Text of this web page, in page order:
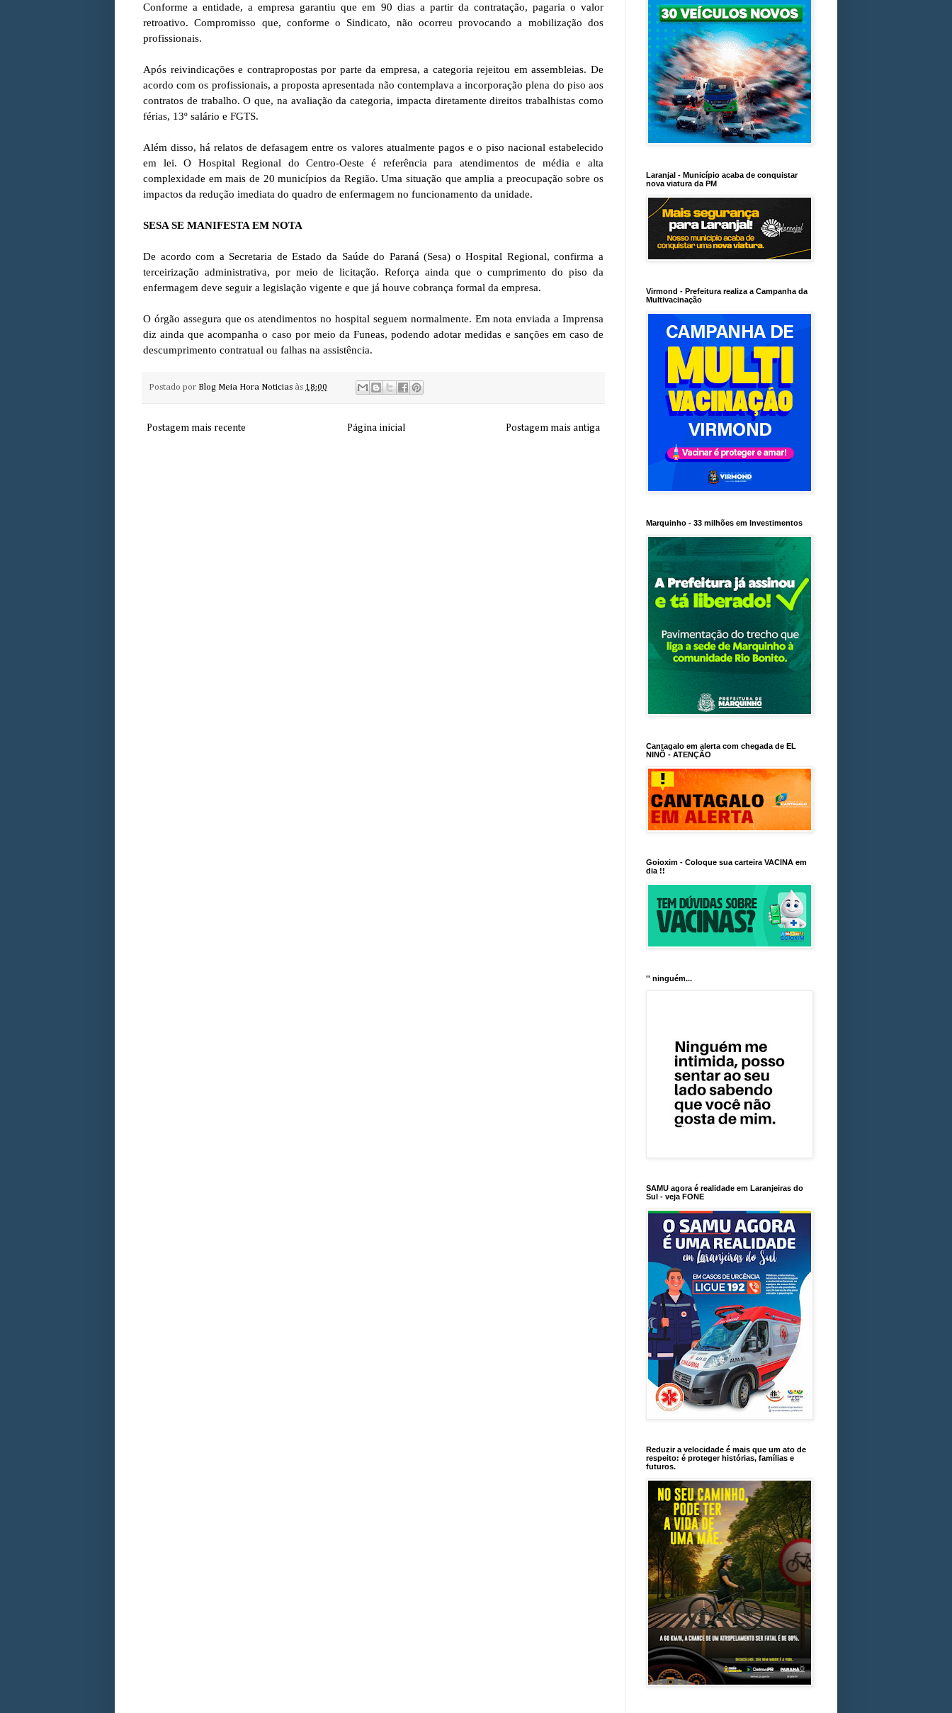
Conforme a entidade, a empresa garantiu que em 90 dias a partir da contratação, pagaria o valor
retroativo. Compromisso que, conforme o Sindicato, não ocorreu provocando a mobilização dos
profissionais.
Após reivindicações e contrapropostas por parte da empresa, a categoria rejeitou em assembleias. De
acordo com os profissionais, a proposta apresentada não contemplava a incorporação plena do piso aos
contratos de trabalho. O que, na avaliação da categoria, impacta diretamente direitos trabalhistas como
férias, 13º salário e FGTS.
Além disso, há relatos de defasagem entre os valores atualmente pagos e o piso nacional estabelecido
em lei. O Hospital Regional do Centro-Oeste é referência para atendimentos de média e alta
complexidade em mais de 20 municípios da Região. Uma situação que amplia a preocupação sobre os
impactos da redução imediata do quadro de enfermagem no funcionamento da unidade.
SESA SE MANIFESTA EM NOTA
De acordo com a Secretaria de Estado da Saúde do Paraná (Sesa) o Hospital Regional, confirma a
terceirização administrativa, por meio de licitação. Reforça ainda que o cumprimento do piso da
enfermagem deve seguir a legislação vigente e que já houve cobrança formal da empresa.
O órgão assegura que os atendimentos no hospital seguem normalmente. Em nota enviada a Imprensa
diz ainda que acompanha o caso por meio da Funeas, podendo adotar medidas e sanções em caso de
descumprimento contratual ou falhas na assistência.
Postado por Blog Meia Hora Noticias às 18:00
Postagem mais recente Postagem mais antiga
Página inicial
Laranjal - Município acaba de conquistar
nova viatura da PM
Virmond - Prefeitura realiza a Campanha da
Multivacinação
Marquinho - 33 milhões em Investimentos
Cantagalo em alerta com chegada de EL
NINÕ - ATENÇÃO
Goioxim - Coloque sua carteira VACINA em
dia !!
'' ninguém...
SAMU agora é realidade em Laranjeiras do
Sul - veja FONE
Reduzir a velocidade é mais que um ato de
respeito: é proteger histórias, famílias e
futuros.